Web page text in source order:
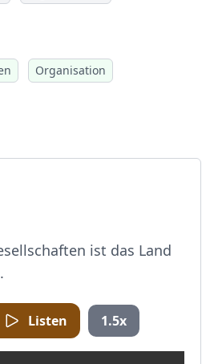
Organisation
ist das Land
Listen 1.5x